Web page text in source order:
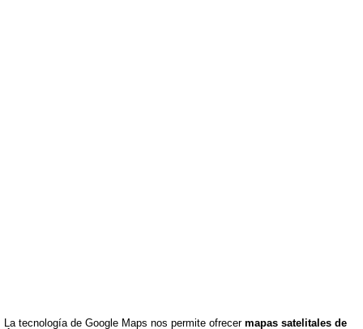
La tecnología de Google Maps nos permite ofrecer mapas satelitales de